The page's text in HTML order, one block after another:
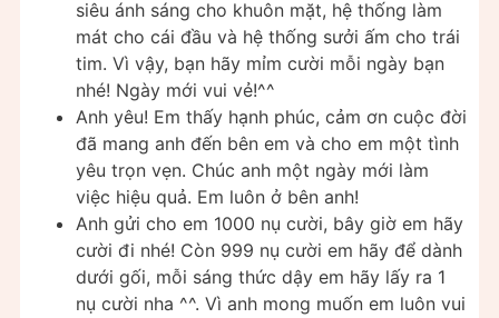
siêu ánh sáng cho khuôn mặt, hệ thống làm
mát cho cái đầu và hệ thống sưởi ấm cho trái
tim. Vì vậy, bạn hãy mỉm cười mỗi ngày bạn
nhé! Ngày mới vui vẻ!^^
Anh yêu! Em thấy hạnh phúc, cảm ơn cuộc đời
đã mang anh đến bên em và cho em một tình
yêu trọn vẹn. Chúc anh một ngày mới làm
việc hiệu quả. Em luôn ở bên anh!
Anh gửi cho em 1000 nụ cười, bây giờ em hãy
cười đi nhé! Còn 999 nụ cười em hãy để dành
dưới gối, mỗi sáng thức dậy em hãy lấy ra 1
nụ cười nha ^^. Vì anh mong muốn em luôn vui